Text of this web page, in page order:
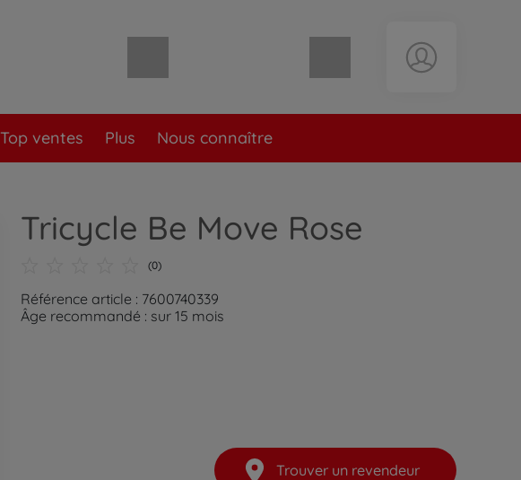
Top ventes Plus Nous connaître
Tricycle Be Move Rose
(0)
Référence article : 7600740339
Âge recommandé : sur 15 mois
Trouver un revendeur